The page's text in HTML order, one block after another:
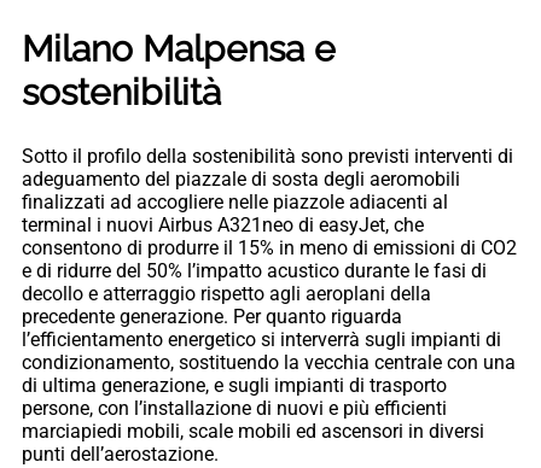
Milano Malpensa e
sostenibilità
Sotto il profilo della sostenibilità sono previsti interventi di
adeguamento del piazzale di sosta degli aeromobili
finalizzati ad accogliere nelle piazzole adiacenti al
terminal i nuovi Airbus A321neo di easyJet, che
consentono di produrre il 15% in meno di emissioni di CO2
e di ridurre del 50% l’impatto acustico durante le fasi di
decollo e atterraggio rispetto agli aeroplani della
precedente generazione. Per quanto riguarda
l’efficientamento energetico si interverrà sugli impianti di
condizionamento, sostituendo la vecchia centrale con una
di ultima generazione, e sugli impianti di trasporto
persone, con l’installazione di nuovi e più efficienti
marciapiedi mobili, scale mobili ed ascensori in diversi
punti dell’aerostazione.